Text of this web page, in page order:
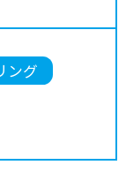
ング